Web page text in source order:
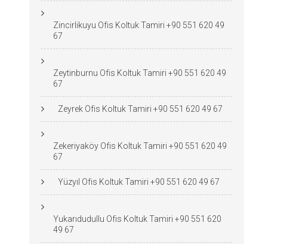
Zincirlikuyu Ofis Koltuk Tamiri +90 551 620 49
67
Zeytinburnu Ofis Koltuk Tamiri +90 551 620 49
67
Zeyrek Ofis Koltuk Tamiri +90 551 620 49 67
Zekeriyaköy Ofis Koltuk Tamiri +90 551 620 49
67
Yüzyıl Ofis Koltuk Tamiri +90 551 620 49 67
Yukarıdudullu Ofis Koltuk Tamiri +90 551 620
49 67